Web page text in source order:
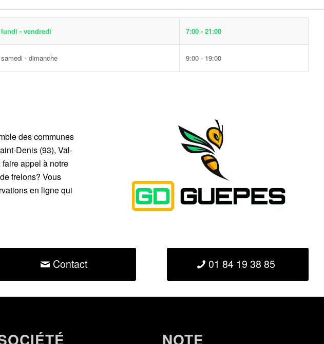
lundi - vendredi 7:00 - 21:00
samedi - dimanche 9:00 - 19:00
des communes
Denis (93), Val-
appel à notre
frelons? Vous
en ligne qui
Contact 01 84 19 38 85
NOTE